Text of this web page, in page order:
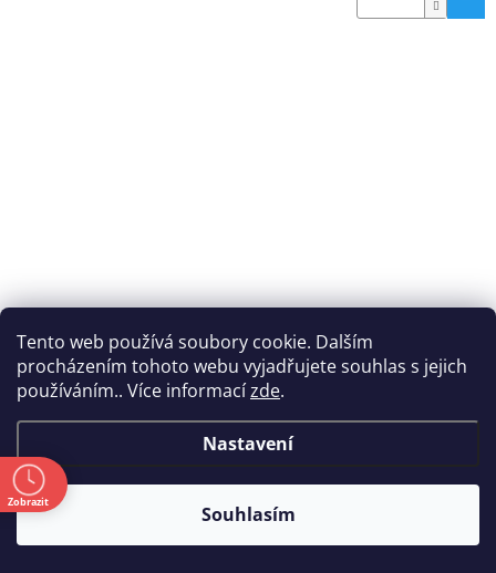
Tento web používá soubory cookie. Dalším
procházením tohoto webu vyjadřujete souhlas s jejich
používáním.. Více informacízde.
Nastavení
Souhlasím
Orava SW-471 (SW-471)
Skladem(1 ks) Kód:9783951
1 003 Kč
Zobrazit